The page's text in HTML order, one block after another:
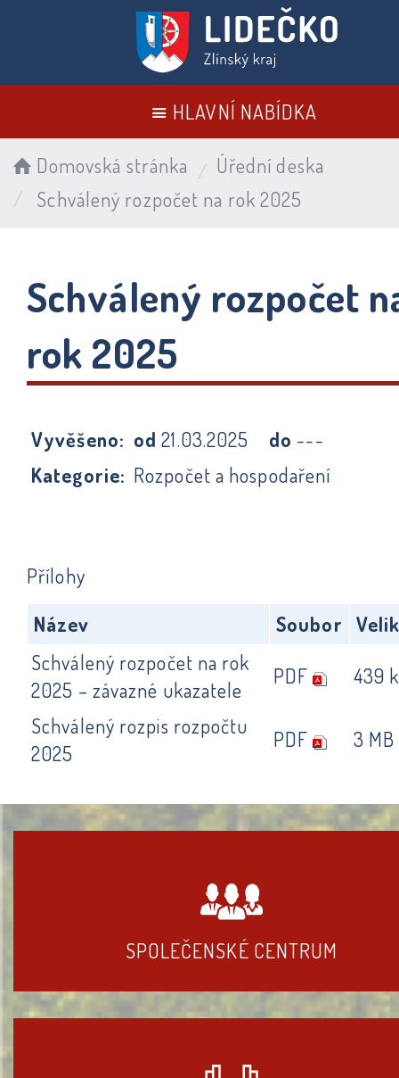
HLAVNÍ NABÍDKA
Domovská stránka
Úřední deska
Schválený rozpočet na rok 2025
Schválený rozpočet
rok 2025
Vyvěšeno: od21.03.2025 do ---
Kategorie: Rozpočet a hospodaření
Přílohy
Název
Soubor
Schválený rozpočet na rok
2025 – závazné ukazatele
PDF
439
Schválený rozpis rozpočtu
2025
PDF 3 MB
SPOLEČENSKÉ CENTRUM